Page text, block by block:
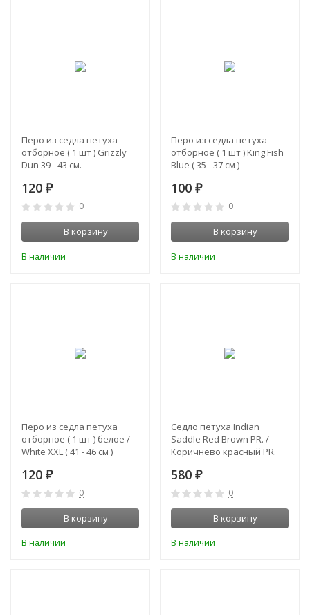
Перо из седла петуха
отборное ( 1 шт ) Grizzly
Dun 39 - 43 см.
120 ₽
0
В корзину
В наличии
Перо из седла петуха
отборное ( 1 шт ) King Fish
Blue ( 35 - 37 см )
100 ₽
0
В корзину
В наличии
Перо из седла петуха
отборное ( 1 шт ) белое /
White XXL ( 41 - 46 см )
120 ₽
0
В корзину
В наличии
Седло петуха Indian
Saddle Red Brown PR. /
Коричнево красный PR.
580 ₽
0
В корзину
В наличии